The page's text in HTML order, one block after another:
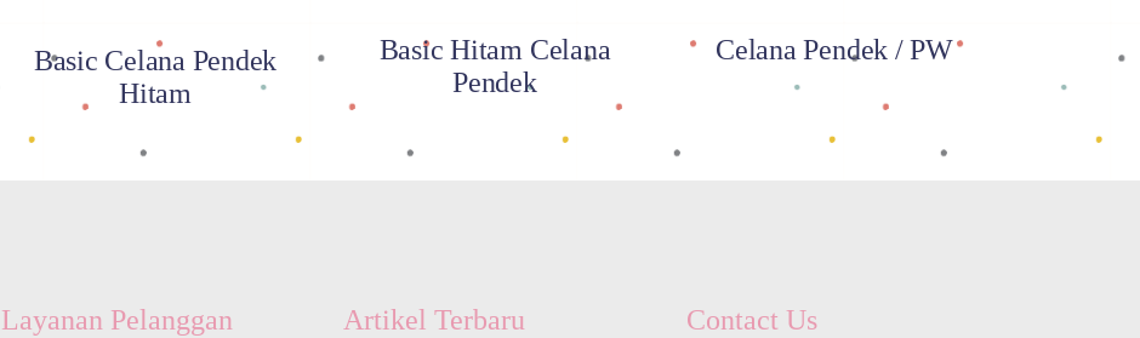
Basic Celana Pendek
Hitam
Basic Hitam Celana
Pendek
Celana Pendek / PW
Layanan Pelanggan Artikel Terbaru Contact Us